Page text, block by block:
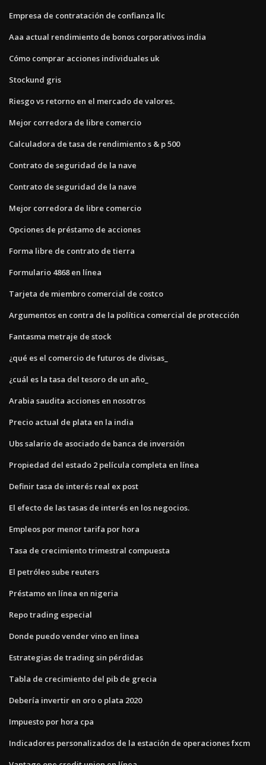
Empresa de contratación de confianza llc
Aaa actual rendimiento de bonos corporativos india
Cómo comprar acciones individuales uk
Stockund gris
Riesgo vs retorno en el mercado de valores.
Mejor corredora de libre comercio
Calculadora de tasa de rendimiento s & p 500
Contrato de seguridad de la nave
Contrato de seguridad de la nave
Mejor corredora de libre comercio
Opciones de préstamo de acciones
Forma libre de contrato de tierra
Formulario 4868 en línea
Tarjeta de miembro comercial de costco
Argumentos en contra de la política comercial de protección
Fantasma metraje de stock
¿qué es el comercio de futuros de divisas_
¿cuál es la tasa del tesoro de un año_
Arabia saudita acciones en nosotros
Precio actual de plata en la india
Ubs salario de asociado de banca de inversión
Propiedad del estado 2 película completa en línea
Definir tasa de interés real ex post
El efecto de las tasas de interés en los negocios.
Empleos por menor tarifa por hora
Tasa de crecimiento trimestral compuesta
El petróleo sube reuters
Préstamo en línea en nigeria
Repo trading especial
Donde puedo vender vino en linea
Estrategias de trading sin pérdidas
Tabla de crecimiento del pib de grecia
Debería invertir en oro o plata 2020
Impuesto por hora cpa
Indicadores personalizados de la estación de operaciones fxcm